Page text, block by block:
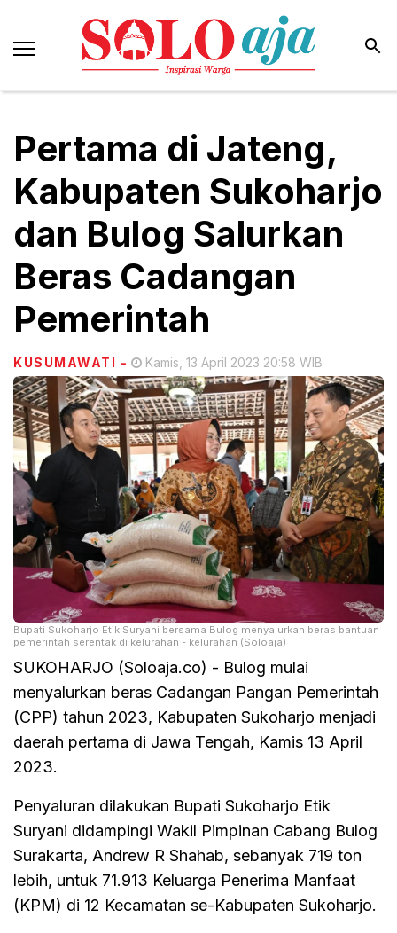
Pertama di Jateng,
Kabupaten Sukoharjo
dan Bulog Salurkan
Beras Cadangan
Pemerintah
KUSUMAWATI - Kamis, 13 April 2023 20:58 WIB
Bupati Sukoharjo Etik Suryani bersama Bulog menyalurkan beras bantuan
pemerintah serentak di kelurahan - kelurahan (Soloaja)
SUKOHARJO (Soloaja.co) - Bulog mulai
menyalurkan beras Cadangan Pangan Pemerintah
(CPP) tahun 2023, Kabupaten Sukoharjo menjadi
daerah pertama di Jawa Tengah, Kamis 13 April
2023.
Penyaluran dilakukan Bupati Sukoharjo Etik
Suryani didampingi Wakil Pimpinan Cabang Bulog
Surakarta, Andrew R Shahab, sebanyak 719 ton
lebih, untuk 71.913 Keluarga Penerima Manfaat
(KPM) di 12 Kecamatan se-Kabupaten Sukoharjo.